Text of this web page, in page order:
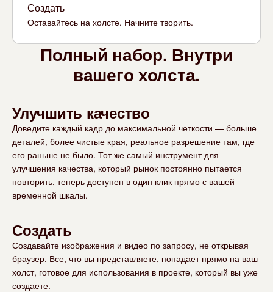
Создать
Оставайтесь на холсте. Начните творить.
Полный набор. Внутри
вашего холста.
Улучшить качество
Доведите каждый кадр до максимальной четкости — больше
деталей, более чистые края, реальное разрешение там, где
его раньше не было. Тот же самый инструмент для
улучшения качества, который рынок постоянно пытается
повторить, теперь доступен в один клик прямо с вашей
временной шкалы.
Создать
Создавайте изображения и видео по запросу, не открывая
браузер. Все, что вы представляете, попадает прямо на ваш
холст, готовое для использования в проекте, который вы уже
создаете.